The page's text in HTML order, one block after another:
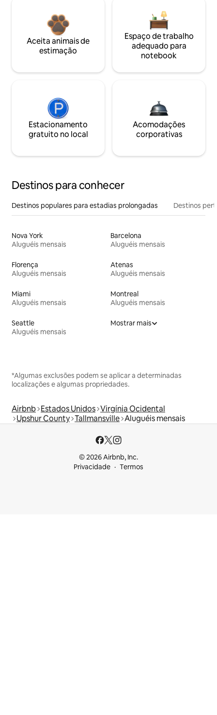
Aceita animais de
estimação
Espaço de trabalho
adequado para
notebook
Estacionamento
gratuito no local
Acomodações
corporativas
Destinos para conhecer
Destinos populares para estadias prolongadas Destinos
Nova York
Aluguéis mensais
Barcelona
Aluguéis mensais
Florença
Aluguéis mensais
Atenas
Aluguéis mensais
Miami
Aluguéis mensais
Montreal
Aluguéis mensais
Seattle
Aluguéis mensais
Mostrar mais
*Algumas exclusões podem se aplicar a determinadas
localizações e algumas propriedades.
Airbnb Estados Unidos Virgínia Ocidental
Upshur County Tallmansville Aluguéis mensais
© 2026 Airbnb, Inc.
Privacidade
Termos